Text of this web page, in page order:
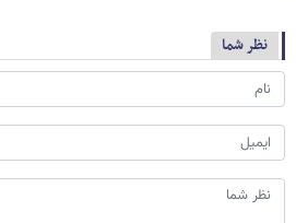
نظر شما